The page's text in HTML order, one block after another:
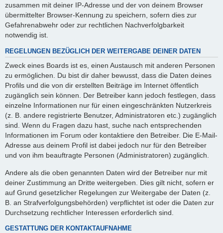
zusammen mit deiner IP-Adresse und der von deinem Browser
übermittelter Browser-Kennung zu speichern, sofern dies zur
Gefahrenabwehr oder zur rechtlichen Nachverfolgbarkeit
notwendig ist.
REGELUNGEN BEZÜGLICH DER WEITERGABE DEINER DATEN
Zweck eines Boards ist es, einen Austausch mit anderen Personen
zu ermöglichen. Du bist dir daher bewusst, dass die Daten deines
Profils und die von dir erstellten Beiträge im Internet öffentlich
zugänglich sein können. Der Betreiber kann jedoch festlegen, dass
einzelne Informationen nur für einen eingeschränkten Nutzerkreis
(z. B. andere registrierte Benutzer, Administratoren etc.) zugänglich
sind. Wenn du Fragen dazu hast, suche nach entsprechenden
Informationen im Forum oder kontaktiere den Betreiber. Die E-Mail-
Adresse aus deinem Profil ist dabei jedoch nur für den Betreiber
und von ihm beauftragte Personen (Administratoren) zugänglich.
Andere als die oben genannten Daten wird der Betreiber nur mit
deiner Zustimmung an Dritte weitergeben. Dies gilt nicht, sofern er
auf Grund gesetzlicher Regelungen zur Weitergabe der Daten (z.
B. an Strafverfolgungsbehörden) verpflichtet ist oder die Daten zur
Durchsetzung rechtlicher Interessen erforderlich sind.
GESTATTUNG DER KONTAKTAUFNAHME